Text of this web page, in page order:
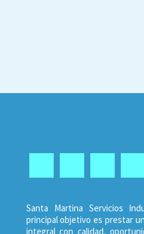
Santa Martina Servicios
principal objetivo es prestar
integral con calidad,